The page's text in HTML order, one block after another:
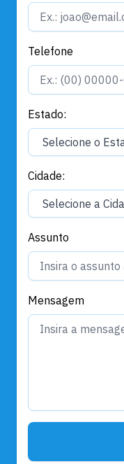
Telefone
Estado:
Cidade:
Assunto
Mensagem